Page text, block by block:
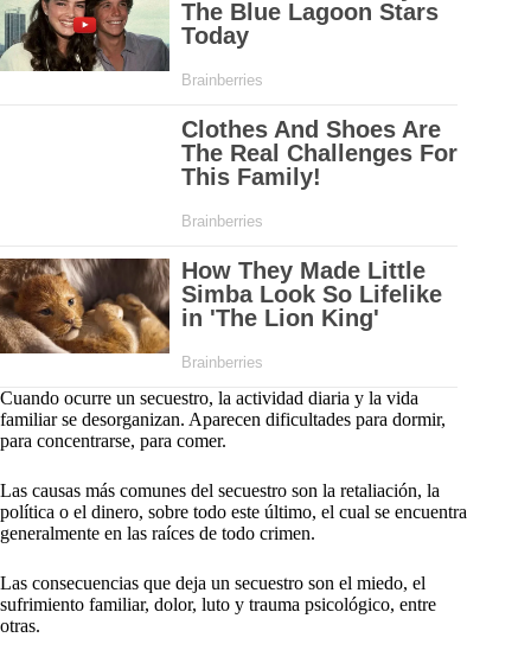
Cuando ocurre un secuestro, la actividad diaria y la vida
familiar se desorganizan. Aparecen dificultades para dormir,
para concentrarse, para comer.
Las causas más comunes del secuestro son la retaliación, la
política o el dinero, sobre todo este último, el cual se encuentra
generalmente en las raíces de todo crimen.
Las consecuencias que deja un secuestro son el miedo, el
sufrimiento familiar, dolor, luto y trauma psicológico, entre
otras.